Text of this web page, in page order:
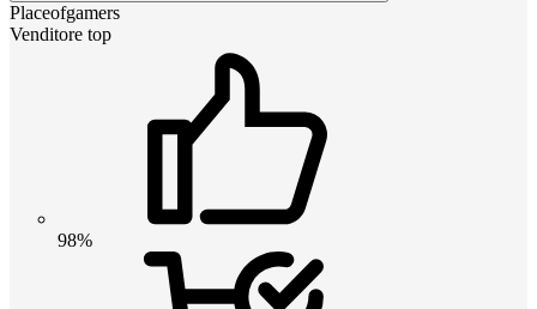
Placeofgamers
Venditore top
98%